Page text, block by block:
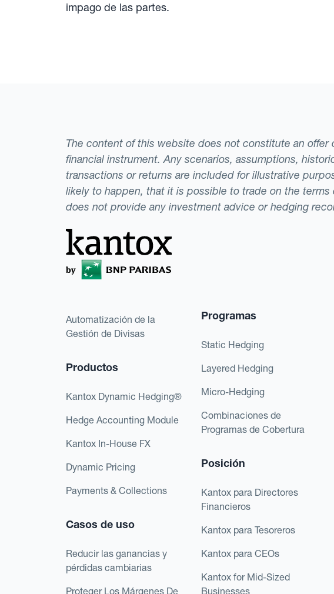
impago de las partes.
The content of this website does not constitute an
financial instrument. Any scenarios, assumptions,
transactions or returns are included for illustrative
likely to happen, that it is possible to trade on the
does not provide any investment advice or hedging
Automatización de la
Gestión de Divisas
Productos
Kantox Dynamic Hedging®
Hedge Accounting Module
Kantox In-House FX
Dynamic Pricing
Payments & Collections
Casos de uso
Reducir las ganancias y
pérdidas cambiarias
Proteger Los Márgenes De
Programas
Static Hedging
Layered Hedging
Micro-Hedging
Combinaciones de
Programas de Cobertura
Posición
Kantox para Directores
Financieros
Kantox para Tesoreros
Kantox para CEOs
Kantox for Mid-Sized
Businesses